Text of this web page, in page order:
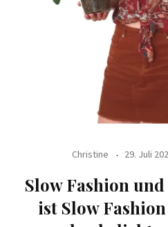
Christine 29. Juli
Slow Fashion
ist Slow